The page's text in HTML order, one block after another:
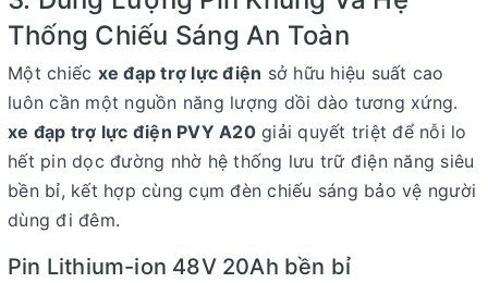
Thống Chiếu Sáng An Toàn
Một chiếc xe đạp trợ lực điện sở hữu hiệu suất cao
luôn cần một nguồn năng lượng dồi dào tương xứng.
xe đạp trợ lực điện PVY A20giải quyết triệt để nỗi lo
hết pin dọc đường nhờ hệ thống lưu trữ điện năng siêu
bền bỉ, kết hợp cùng cụm đèn chiếu sáng bảo vệ người
dùng đi đêm.
Pin Lithium-ion 48V 20Ah bền bỉ